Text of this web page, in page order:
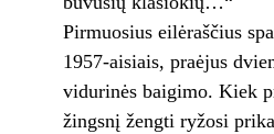
Pirmuosius eilėraščius
1957-aisiais, praėjus
vidurinės baigimo. Kiek
žingsnį žengti ryžosi